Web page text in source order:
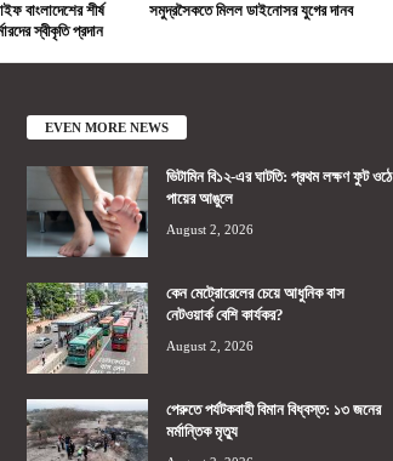
বাংলাদেশের শীর্ষ
স্বীকৃতি প্রদান
সমুদ্রসৈকতে মিলল ডাইনোসর যুগের দানব
EVEN MORE NEWS
ভিটামিন বি১২-এর ঘাটতি: প্রথম লক্ষণ ফুট ওঠে
পায়ের আঙুলে
August 2, 2026
কেন মেট্রোরেলের চেয়ে আধুনিক বাস
নেটওয়ার্ক বেশি কার্যকর?
August 2, 2026
পেরুতে পর্যটকবাহী বিমান বিধ্বস্ত: ১৩ জনের
মর্মান্তিক মৃত্যু